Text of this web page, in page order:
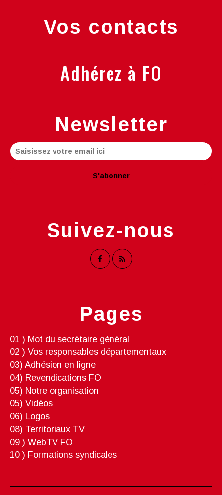
Newsletter
Pages
01 ) Mot du secrétaire général
02 ) Vos responsables départementaux
03) Adhésion en ligne
04) Revendications FO
05) Notre organisation
05) Vidéos
06) Logos
08) Territoriaux TV
09 ) WebTV FO
10 ) Formations syndicales
Suivez-nous
Vos contacts
Adhérez à FO